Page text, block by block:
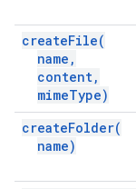
createFile(
name ,
content,
mimeType)
createFolder(
name)